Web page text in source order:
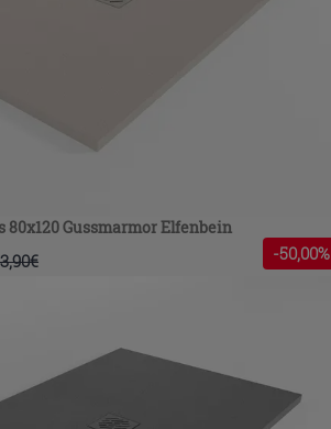
80x120 Gussmarmor Elfenbein
€ -50,00%